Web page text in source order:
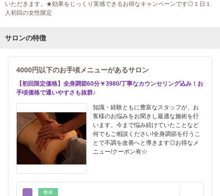
いただきます。★効果をじっくり実感できるお得なキャンペーンです◎１日１
人初回の女性限定
サロンの特徴
4000円以下のお手頃メニューがあるサロン
【初回限定価格】全身調節60分￥3980/丁寧なカウンセリング込み！お
手頃価格で通いやすさも抜群♪
知識・経験ともに豊富なスタッフが、お
客様のお悩みをお聞きし最適な施術を行
います。今まで悩み続けていたことなど
何でもご相談ください!全身調節を行うこ
とで不調を改善へと導きます◎お得なメ
ニュー/クーポン有☆
整体